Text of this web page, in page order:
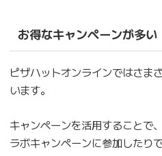
お得なキャンペーンが多い
ピザハットオンラインではさま
います。
キャンペーンを活用することで
ラボキャンペーンに参加したりで